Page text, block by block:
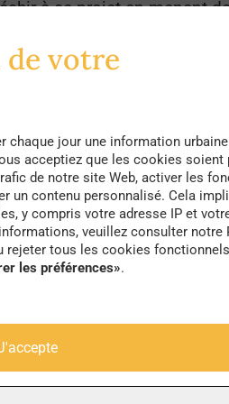
à ce projet en menant
notamment les espaces
que les modes de
îlots, l’îlot Petit de
sociaux et un panel
Saint-Vincent-de-Paul,
de la ville de demain
Cette entente entre
et les bailleurs,
de votre
chaque jour une information
acceptiez que les cookies soient
de notre site Web, activer les
un contenu personnalisé. Cela
y compris votre adresse IP et
veuillez consulter notre
rejeter tous les cookies
les préférences».